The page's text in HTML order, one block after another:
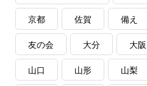
京都 佐賀 備え
友の会 大分 大阪
山口 山形 山梨